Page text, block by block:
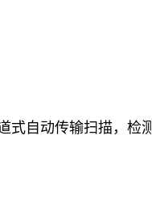
自动传输扫描，检